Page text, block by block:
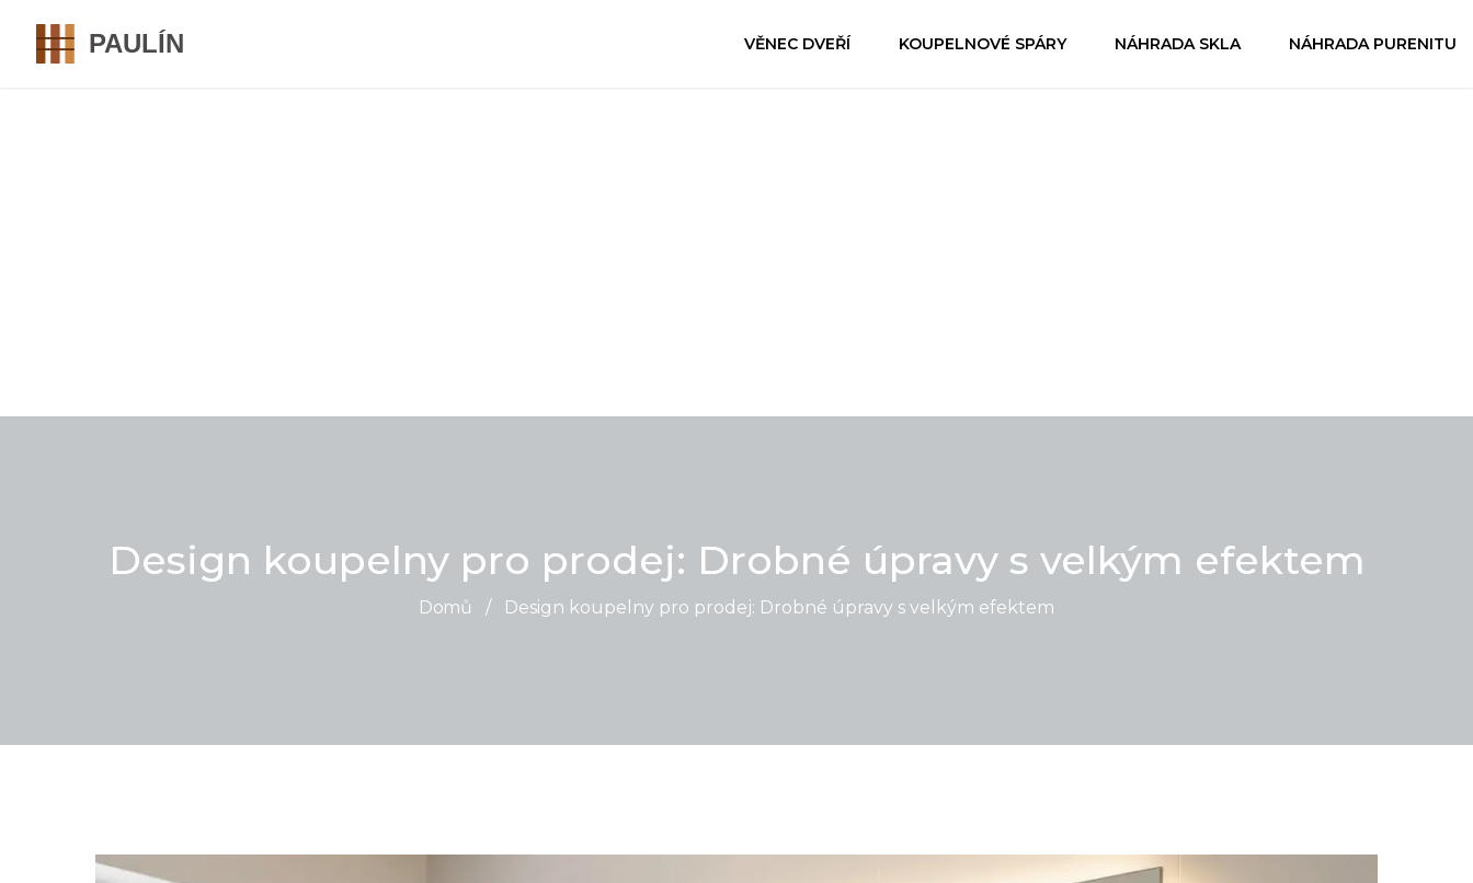
VĚNEC DVEŘÍ KOUPELNOVÉ SPÁRY NÁHRADA SKLA NÁHRADA PURENITU
Design koupelny pro prodej: Drobné úpravy s velkým efektem
Domů / Design koupelny pro prodej: Drobné úpravy s velkým efektem